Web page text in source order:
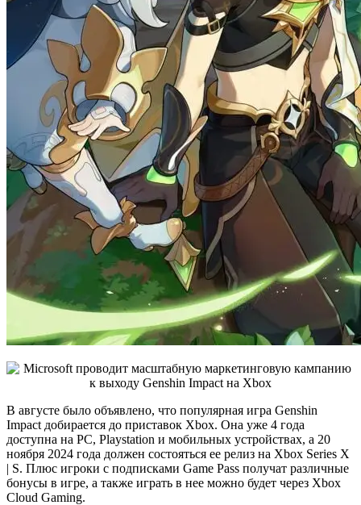
В августе было объявлено, что популярная игра Genshin
Impact добирается до приставок Xbox. Она уже 4 года
доступна на PC, Playstation и мобильных устройствах, а 20
ноября 2024 года должен состояться ее релиз на Xbox Series X
| S. Плюс игроки с подписками Game Pass получат различные
бонусы в игре, а также играть в нее можно будет через Xbox
Cloud Gaming.